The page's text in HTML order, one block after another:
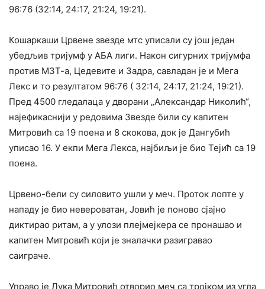
96:76 (32:14, 24:17, 21:24, 19:21).
Кошаркаши Црвене звезде мтс уписали су још један
убедљив тријумф у АБА лиги. Након сигурних тријумфа
против МЗТ-а, Цедевите и Задра, савладан је и Мега
Лекс и то резултатом 96:76 ( 32:14, 24:17, 21:24, 19:21).
Пред 4500 гледалаца у дворани „Александар Николић“,
најефикаснији у редовима Звезде били су капитен
Митровић са 19 поена и 8 скокова, док је Дангубић
уписао 16. У екпи Мега Лекса, најбиљи је био Тејић са 19
поена.
Црвено-бели су силовито ушли у меч. Проток лопте у
нападу је био невероватан, Јовић је поново сјајно
диктирао ритам, а у улози плејмејкера се пронашао и
капитен Митровић који је зналачки разигравао
саиграче.
Управо је Лука Митровић отворио меч са тројком из угла